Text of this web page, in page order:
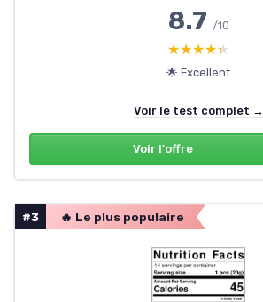
8.7 /10
★★★★★
★★★★★
🌟 Excellent
Voir le test complet →
Voir l'offre
#3 🔥 Le plus populaire